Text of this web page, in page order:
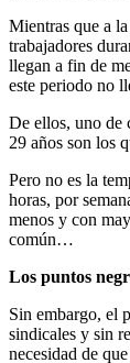
Mientras que a
trabajadores
llegan a fin de
este periodo no
De ellos, uno de
29 años son los
Pero no es la
horas, por
menos y con
común…
Los puntos
Sin embargo, el
sindicales y sin
necesidad de